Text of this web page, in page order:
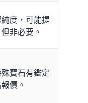
度，可能提
非必要。
寶石有鑑定
價。